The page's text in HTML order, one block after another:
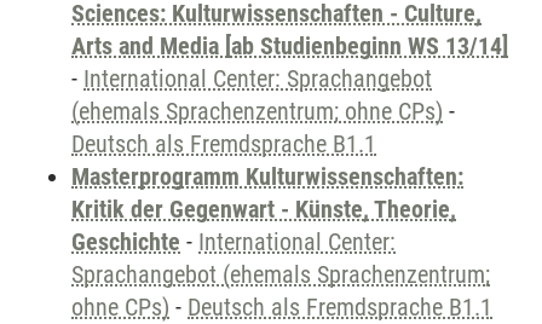
Sciences: Kulturwissenschaften - Culture,
Arts and Media [ab Studienbeginn WS 13/14]
- International Center: Sprachangebot
(ehemals Sprachenzentrum; ohne CPs) -
Deutsch als Fremdsprache B1.1
Masterprogramm Kulturwissenschaften:
Kritik der Gegenwart - Künste, Theorie,
Geschichte - International Center:
Sprachangebot (ehemals Sprachenzentrum;
ohne CPs) - Deutsch als Fremdsprache B1.1